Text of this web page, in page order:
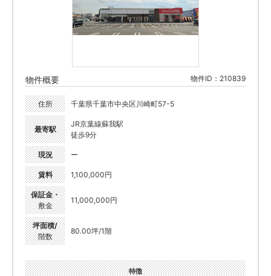
物件概要 物件ID：210839
住所 千葉県千葉市中央区川崎町57-5
最寄駅
JR京葉線蘇我駅
徒歩9分
現況 ー
賃料 1,100,000円
保証金・
敷金
11,000,000円
坪面積/
階数
80.00坪/1階
特徴